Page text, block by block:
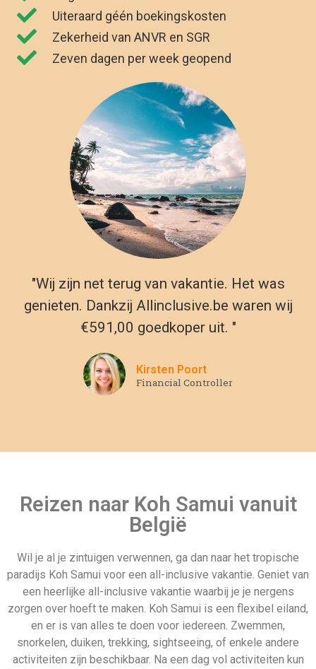
Uiteraard géén boekingskosten
Zekerheid van ANVR en SGR
Zeven dagen per week geopend
"Wij zijn net terug van vakantie. Het was
genieten. Dankzij Allinclusive.be waren wij
€591,00 goedkoper uit. "
Kirsten Poort
Financial Controller
Reizen naar Koh Samui vanuit
België
Wil je al je zintuigen verwennen, ga dan naar het tropische
paradijs Koh Samui voor een all-inclusive vakantie. Geniet van
een heerlijke all-inclusive vakantie waarbij je je nergens
zorgen over hoeft te maken. Koh Samui is een flexibel eiland,
en er is van alles te doen voor iedereen. Zwemmen,
snorkelen, duiken, trekking, sightseeing, of enkele andere
activiteiten zijn beschikbaar. Na een dag vol activiteiten kun